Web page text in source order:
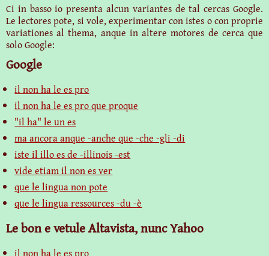
Ci in basso io presenta alcun variantes de tal cercas Google.
Le lectores pote, si vole, experimentar con istes o con proprie
variationes al thema, anque in altere motores de cerca que
solo Google:
Google
il non ha le es pro
il non ha le es pro que proque
"il ha" le un es
ma ancora anque -anche que -che -gli -di
iste il illo es de -illinois -est
vide etiam il non es ver
que le lingua non pote
que le lingua ressources -du -è
Le bon e vetule Altavista, nunc Yahoo
il non ha le es pro